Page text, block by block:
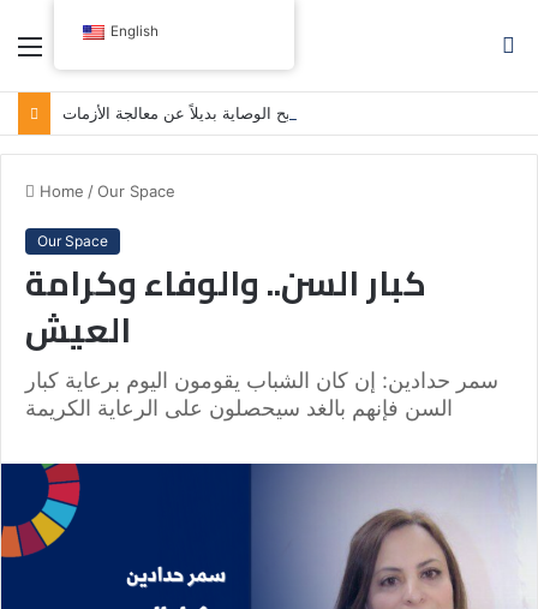
Menu
مدونة اللباس النيابية: حين تصبح الوصاية بديلاً عن معالجة الأزمات
Home /Our Space
Our Space
كبار السن.. والوفاء وكرامة
العيش
سمر حدادين: إن كان الشباب يقومون اليوم برعاية كبار
السن فإنهم بالغد سيحصلون على الرعاية الكريمة
English